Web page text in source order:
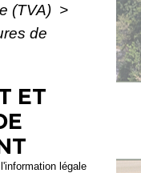
(TVA) >
de
ET
légale